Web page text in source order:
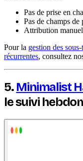
Pas de prise en
Pas de champs
Attribution
Pour la gestion des sous-
récurrentes, consultez
5. Minimalist
le suivi